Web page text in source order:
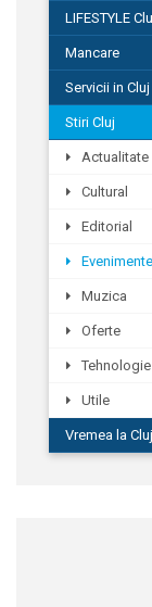
LIFESTYLE
Mancare
Servicii in Cluj
Stiri Cluj
Actualitate
Cultural
Editorial
Evenimente
Muzica
Oferte
Tehnologie
Utile
Vremea la Cluj